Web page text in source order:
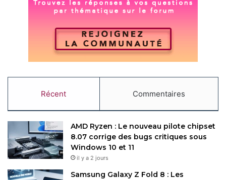
immersion correcte, tandis que le C7K s’appuie sur un
partenariat avec Bang & Olufsen, proposant jusqu’à 6.2.2
canaux pour un son tridimensionnel et personnalisable via
l’interface Beosonic. Ce système excelle pour les jeux
riches en ambiance sonore ou les séances cinéma.
Récent Commentaires
AMD Ryzen : Le nouveau pilote chipset
8.07 corrige des bugs critiques sous
Windows 10 et 11
il y a 2 jours
Samsung Galaxy Z Fold 8 : Les